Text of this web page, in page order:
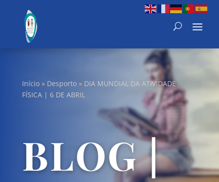
Início» Desporto» DIA MUNDIAL DA ATIVIDADE
FÍSICA | 6 DE ABRIL
BLOG |